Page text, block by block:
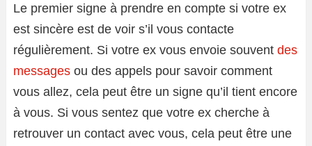
Le premier signe à prendre en compte si votre ex
est sincère est de voir s’il vous contacte
régulièrement. Si votre ex vous envoie souvent des
messages ou des appels pour savoir comment
vous allez, cela peut être un signe qu’il tient encore
à vous. Si vous sentez que votre ex cherche à
retrouver un contact avec vous, cela peut être une